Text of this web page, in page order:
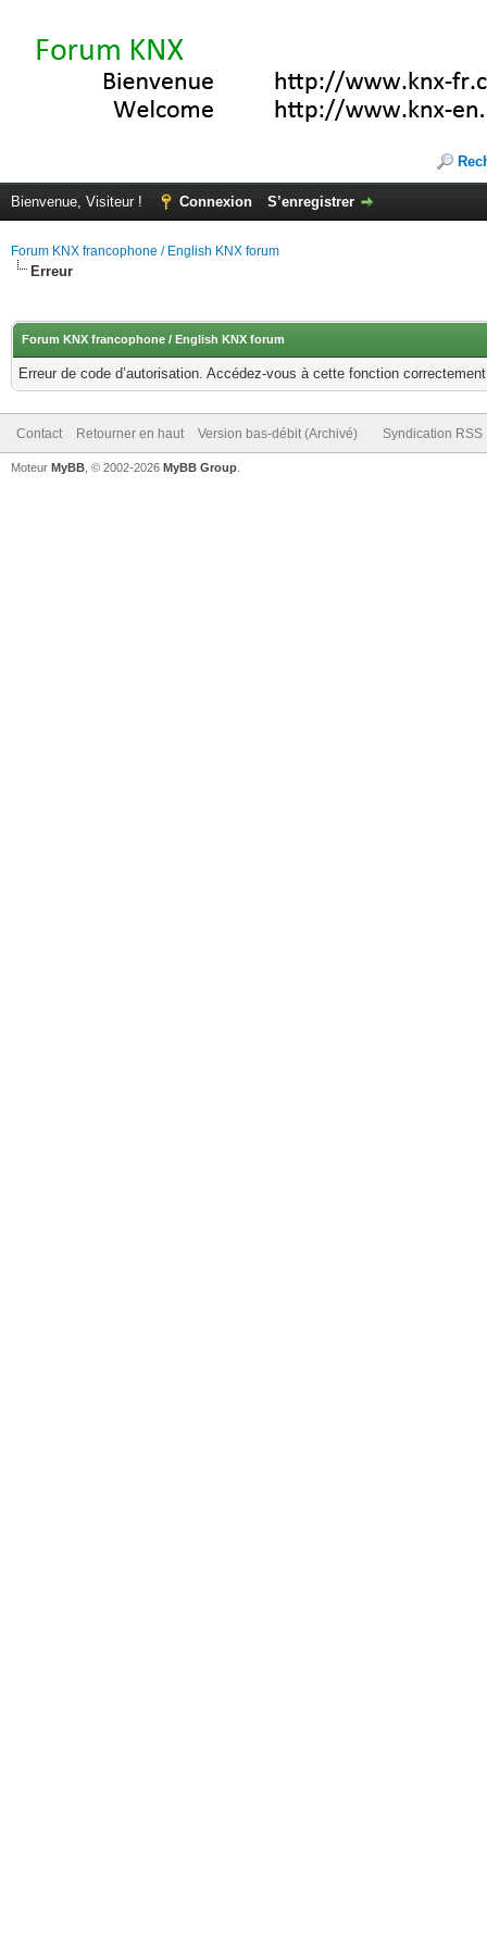
Bienvenue, Visiteur ! Connexion S’enregistrer
Forum KNX francophone / English KNX forum
Erreur
Forum KNX francophone / English KNX forum
Erreur de code d’autorisation. Accédez-vous à cette fonction
Contact Retourner en haut Version bas-débit (Archivé) Syndication RSS
Moteur MyBB , © 2002-2026 MyBB Group